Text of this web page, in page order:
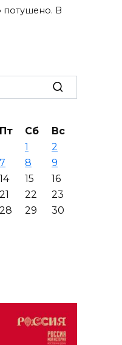
потушено. В
Пт Сб
Вс
1
2
7 8
9
14 15
16
21 22
23
28 29
30